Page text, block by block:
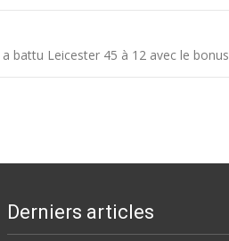
battu Leicester 45 à 12 avec le bonus
Derniers articles